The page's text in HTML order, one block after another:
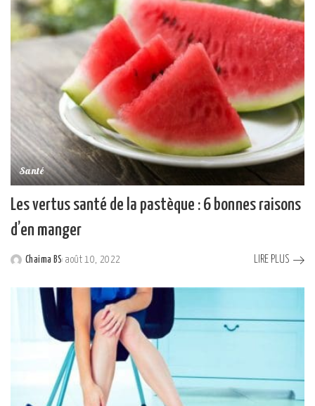
Santé
Les vertus santé de la pastèque : 6 bonnes raisons
d’en manger
Posted
Chaima BS août 10, 2022 LIRE PLUS